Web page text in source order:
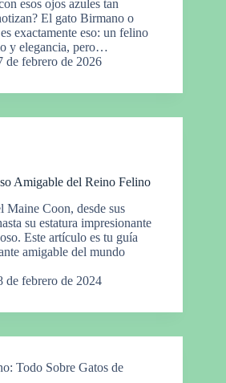
esos ojos azules tan
El gato Birmano o
exactamente eso: un felino
y elegancia, pero…
de febrero de 2026
Amigable del Reino Felino
Maine Coon, desde sus
su estatura impresionante
Este artículo es tu guía
amigable del mundo
de febrero de 2024
Todo Sobre Gatos de